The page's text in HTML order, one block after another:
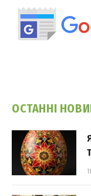
ОСТАННІ